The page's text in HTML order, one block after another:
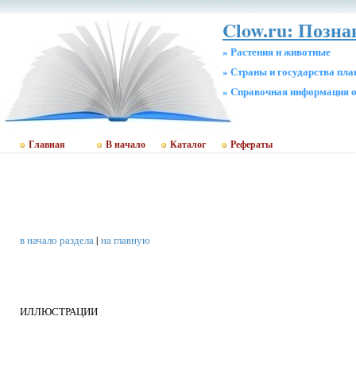
Clow.ru:
» Растения и животные
» Страны и государства
» Cправочная информация
Главная В начало Каталог Рефераты
в начало раздела| на главную
ИЛЛЮСТРАЦИИ